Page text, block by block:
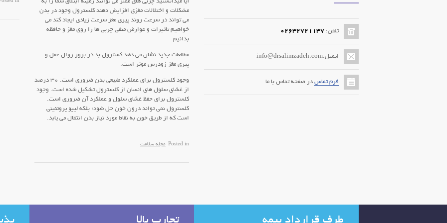
مشکلات و اختلالات مغزی افزایش دهند کلسترول وجود در بدن
می تواند در سرعت روند پیری مغز سرعت زیادی ایجاد کند می
خواهیم تاثیرات و عوارض منفی چربی ها را روی مغز و حافظه
بدانیم
مطالعات جدید نشان می دهد کسترول بد در بروز زوال عقل و
پیری مغز زودرس موثر است.
وجود کلسترول برای عملکرد طبیعی بدن ضروری است. ۳۰ درصد
از غشای سلول های انسان از کلسترول تشکیل شده است. وجود
کلسترول برای حفظ غشای سلول و عملکرد آن ضروری است.
کلسترول نمی تواند درون خون حل شود؛ بلکه لیپو پروتئینی
است که از طریق خون به نقاط مورد نیاز بدن انتقال می یابد.
Posted in مجله سلامت
in
تلفن: 02632721137
ایمیل:info@drsalimzadeh.com
فرم تماس در صفحه تماس با ما
طرف قرارداد بیمه تجارب بالا